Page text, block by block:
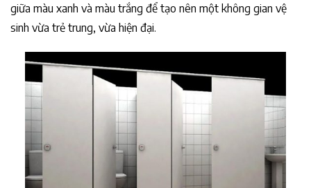
giữa màu xanh và màu trắng để tạo nên một không gian vệ
sinh vừa trẻ trung, vừa hiện đại.